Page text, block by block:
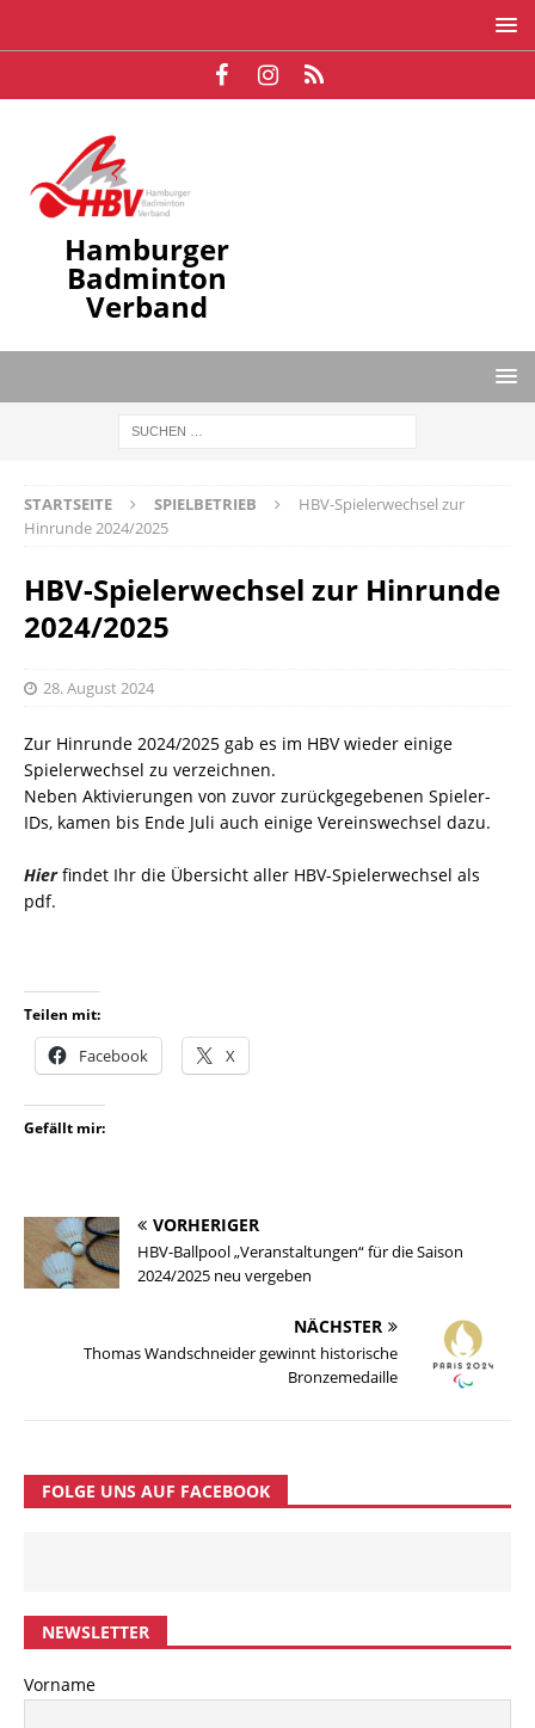
Hamburger
Badminton
Verband
STARTSEITE SPIELBETRIEB
HBV-Spielerwechsel zur
Hinrunde 2024/2025
HBV-Spielerwechsel zur Hinrunde
2024/2025
28. August 2024
Zur Hinrunde 2024/2025 gab es im HBV wieder einige
Spielerwechsel zu verzeichnen.
Neben Aktivierungen von zuvor zurückgegebenen Spieler-
IDs, kamen bis Ende Juli auch einige Vereinswechsel dazu.
Hierfindet Ihr die Übersicht aller HBV-Spielerwechsel als
pdf.
Teilen mit:
Facebook X
Gefällt mir:
VORHERIGER
HBV-Ballpool „Veranstaltungen“ für die Saison
2024/2025 neu vergeben
NÄCHSTER
Thomas Wandschneider gewinnt historische
Bronzemedaille
FOLGE UNS AUF FACEBOOK
NEWSLETTER
Vorname